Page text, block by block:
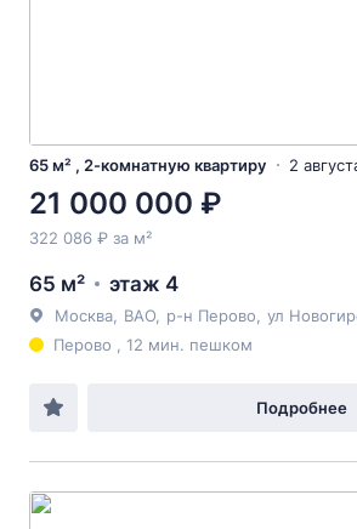
65 м² , 2-комнатную квартиру 2
21 000 000 ₽
322 086 ₽ за м²
65 м² этаж 4
Москва ВАО р-н Перово ул
Перово , 12 мин. пешком
Подробнее